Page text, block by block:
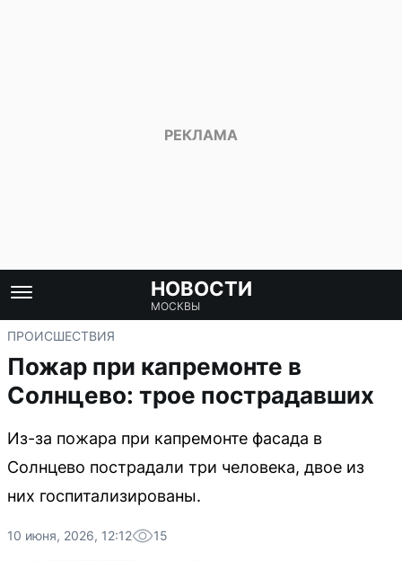
НОВОСТИ
МОСКВЫ
ПРОИСШЕСТВИЯ
Пожар при капремонте в
Солнцево: трое пострадавших
Из-за пожара при капремонте фасада в
Солнцево пострадали три человека, двое из
них госпитализированы.
10 июня, 2026, 12:12 15